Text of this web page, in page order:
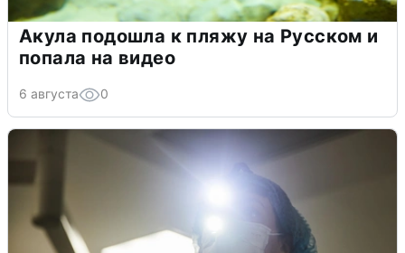
Акула подошла к пляжу на Русском и
попала на видео
6 августа 0